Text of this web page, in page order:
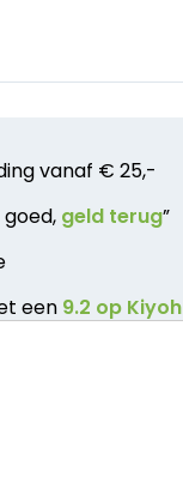
vanaf € 25,-
geld terug”
een 9.2 op Kiyoh